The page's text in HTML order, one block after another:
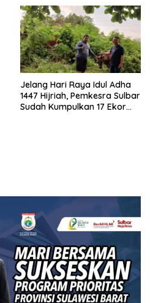
Jelang Hari Raya Idul Adha
1447 Hijriah, Pemkesra Sulbar
Sudah Kumpulkan 17 Ekor